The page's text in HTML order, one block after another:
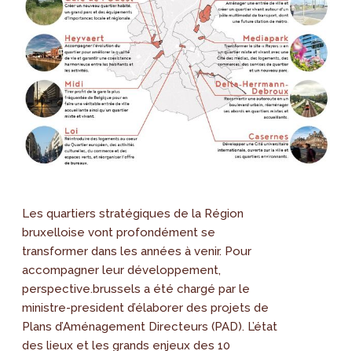
Les quartiers stratégiques de la Région
bruxelloise vont profondément se
transformer dans les années à venir. Pour
accompagner leur développement,
perspective.brussels a été chargé par le
ministre-president d’élaborer des projets de
Plans d’Aménagement Directeurs (PAD). L’état
des lieux et les grands enjeux des 10